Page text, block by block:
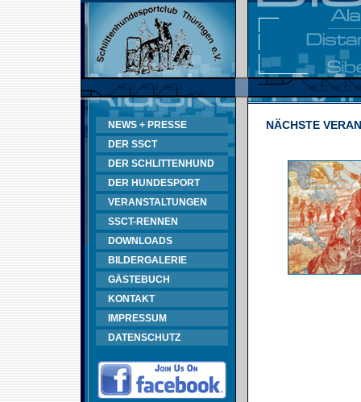
NEWS + PRESSE
DER SSCT
DER SCHLITTENHUND
DER HUNDESPORT
VERANSTALTUNGEN
SSCT-RENNEN
DOWNLOADS
BILDERGALERIE
GÄSTEBUCH
KONTAKT
IMPRESSUM
DATENSCHUTZ
NÄCHSTE